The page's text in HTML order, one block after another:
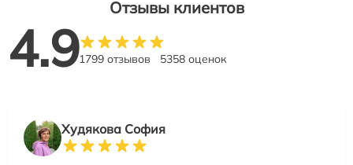
Отзывы клиентов
4.91799 отзывов 5358 оценок
Худякова София